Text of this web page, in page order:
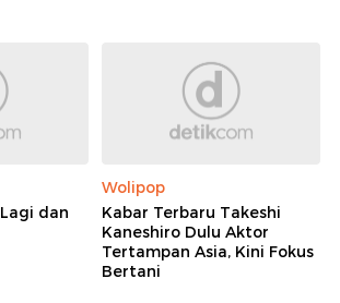
dan
Wolipop
Kabar Terbaru Takeshi
Kaneshiro Dulu Aktor
Tertampan Asia, Kini Fokus
Bertani